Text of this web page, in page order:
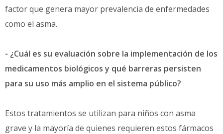
factor que genera mayor prevalencia de enfermedades
como el asma.
- ¿Cuál es su evaluación sobre la implementación de los
medicamentos biológicos y qué barreras persisten
para su uso más amplio en el sistema público?
Estos tratamientos se utilizan para niños con asma
grave y la mayoría de quienes requieren estos fármacos